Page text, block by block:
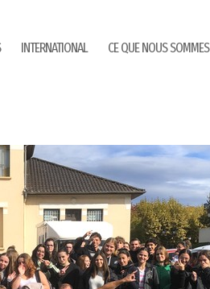
INTERNATIONAL CE QUE NOUS SOMMES